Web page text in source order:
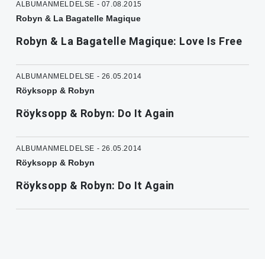
ALBUMANMELDELSE - 07.08.2015
Robyn & La Bagatelle Magique
Robyn & La Bagatelle Magique: Love Is Free
ALBUMANMELDELSE - 26.05.2014
Röyksopp & Robyn
Röyksopp & Robyn: Do It Again
ALBUMANMELDELSE - 26.05.2014
Röyksopp & Robyn
Röyksopp & Robyn: Do It Again